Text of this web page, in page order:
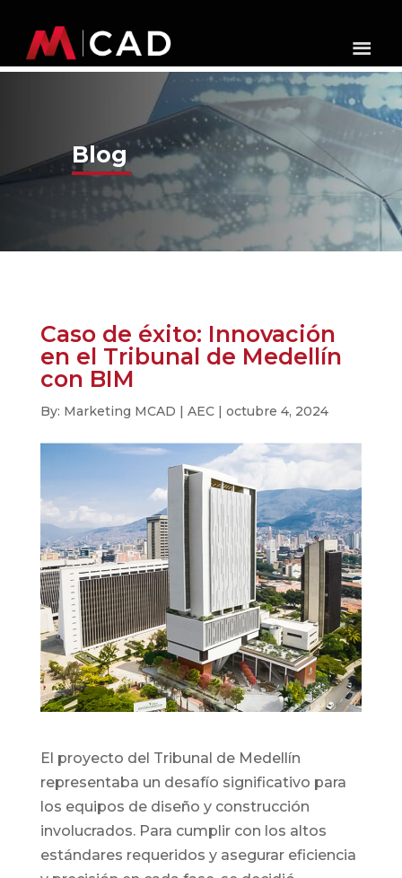
Blog
Caso de éxito: Innovación
en el Tribunal de Medellín
con BIM
By: Marketing MCAD | AEC | octubre 4, 2024
El proyecto del Tribunal de Medellín
representaba un desafío significativo para
los equipos de diseño y construcción
involucrados. Para cumplir con los altos
estándares requeridos y asegurar eficiencia